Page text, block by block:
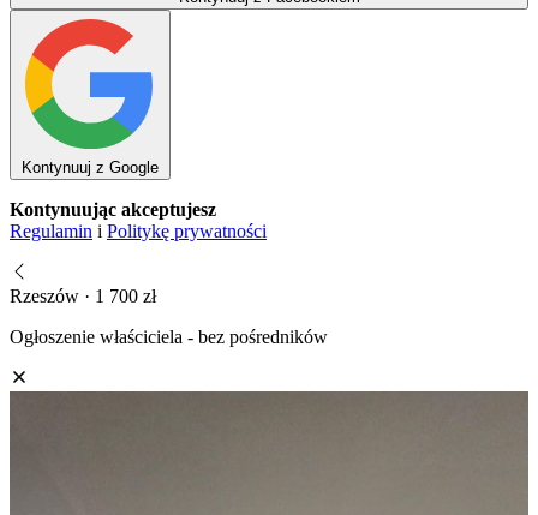
Kontynuuj z Google
Kontynuując akceptujesz
Regulamin i Politykę prywatności
Rzeszów · 1 700 zł
Ogłoszenie właściciela - bez pośredników